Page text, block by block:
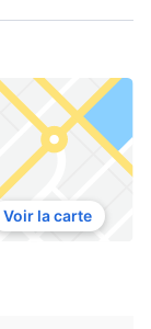
Voir la carte